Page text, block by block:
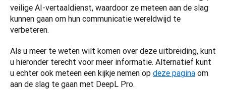
veilige AI-vertaaldienst, waardoor ze meteen aan de slag
kunnen gaan om hun communicatie wereldwijd te
verbeteren.
Als u meer te weten wilt komen over deze uitbreiding, kunt
u hieronder terecht voor meer informatie. Alternatief kunt
u echter ook meteen een kijkje nemen op deze pagina om
aan de slag te gaan met DeepL Pro.